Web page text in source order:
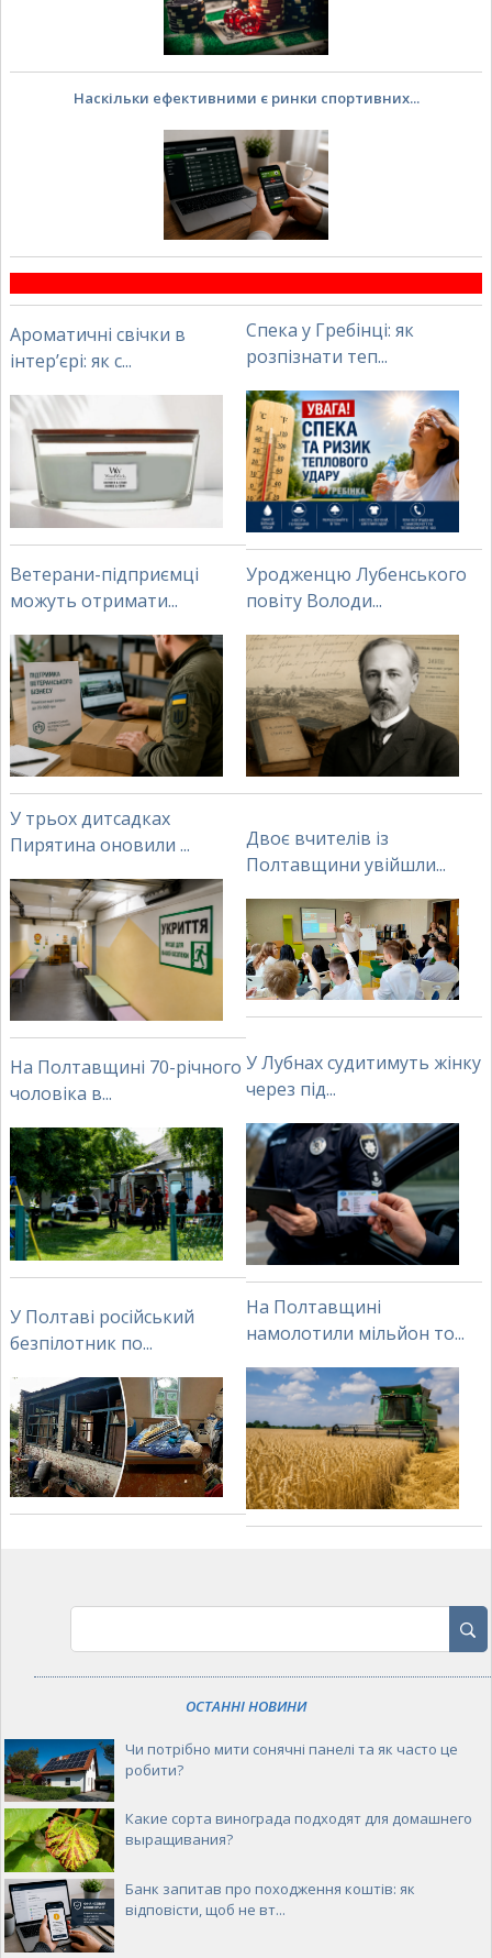
Наскільки ефективними є ринки спортивних...
Ароматичні свічки в
інтер’єрі: як с...
Спека у Гребінці: як
розпізнати теп...
Ветерани-підприємці
можуть отримати...
Уродженцю Лубенського
повіту Володи...
У трьох дитсадках
Пирятина оновили ...
Двоє вчителів із
Полтавщини увійшли...
На Полтавщині 70-річного
чоловіка в...
У Лубнах судитимуть жінку
через під...
У Полтаві російський
безпілотник по...
На Полтавщині
намолотили мільйон то...
ОСТАННІ НОВИНИ
Чи потрібно мити сонячні панелі та як часто це
робити?
Какие сорта винограда подходят для домашнего
выращивания?
Банк запитав про походження коштів: як
відповісти, щоб не вт...